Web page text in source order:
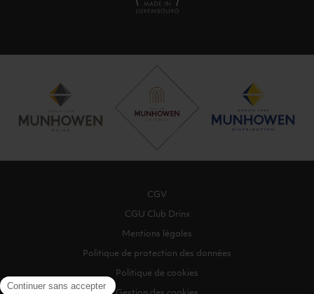
CGV
CGU Club Drinx
Mentions légales
Politique de protection des données
Politique de cookies